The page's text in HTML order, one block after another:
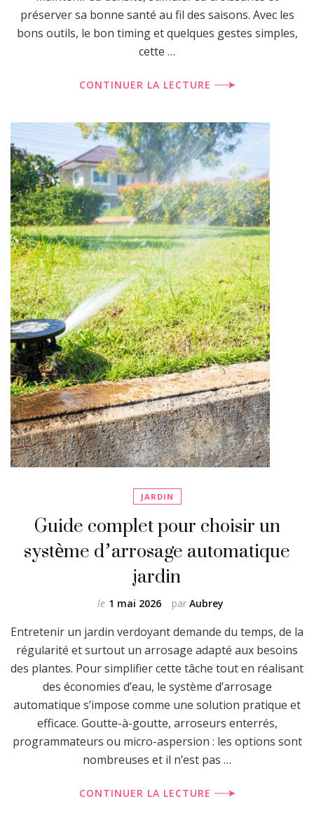
préserver sa bonne santé au fil des saisons. Avec les
bons outils, le bon timing et quelques gestes simples,
cette …
CONTINUER LA LECTURE
JARDIN
Guide complet pour choisir un
système d’arrosage automatique
jardin
par Aubrey
le 1 mai 2026
Entretenir un jardin verdoyant demande du temps, de la
régularité et surtout un arrosage adapté aux besoins
des plantes. Pour simplifier cette tâche tout en réalisant
des économies d’eau, le système d’arrosage
automatique s’impose comme une solution pratique et
efficace. Goutte-à-goutte, arroseurs enterrés,
programmateurs ou micro-aspersion : les options sont
nombreuses et il n’est pas …
CONTINUER LA LECTURE